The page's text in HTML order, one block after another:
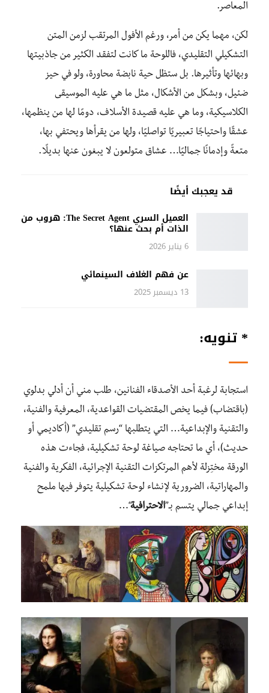
المعاصر.
لكن، مهما يكن من أمر، ورغم الأفول المرتقب لزمن المتن
التشكيلي التقليدي، فاللوحة ما كانت لتفقد الكثير من جاذبيتها
وبهائها وتأثيرها. بل ستظل حية نابضة محاورة، ولو في حيز
ضئيل، وبشكل من الأشكال، مثل ما هي عليه الموسيقى
الكلاسيكية، وما هي عليه قصيدة الأسلاف، دومًا لها من ينظمها،
عشقًا واحتياجًا تعبيريًا تواصليًا، ولها من يقرأها ويحتفي بها،
متعةً وإدمانًا جماليًا… عشاق متولعون لا يبغون عنها بديلًا.
قد يعجبك أيضًا
العميل السري The Secret Agent: هروب من
الذات أم بحث عنها؟
6 يناير 2026
عن فهم الغلاف السينمائي
13 ديسمبر 2025
* تنويه:
استجابة لرغبة أحد الأصدقاء الفنانين، طلب مني أن أدلي بدلوي
(باقتضاب) فيما يخص المقتضيات القواعدية، المعرفية والفنية،
والتقنية والإبداعية… التي يتطلبها “رسم تقليدي” (أكاديمي أو
حديث)، أي ما تحتاجه صياغة لوحة تشكيلية، فجاءت هذه
الورقة مختِزلة لأهم المرتكزات التقنية الإجرائية، الفكرية والفنية
والمهاراتية، الضرورية لإنشاء لوحة تشكيلية يتوفر فيها ملمح
إبداعي جمالي يتسم بـ”الاحترافية“…